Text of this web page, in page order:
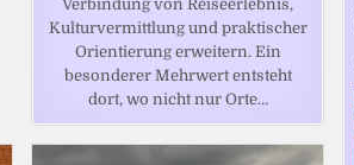
Verbindung von Reiseerlebnis,
Kulturvermittlung und praktischer
Orientierung erweitern. Ein
besonderer Mehrwert entsteht
dort, wo nicht nur Orte…